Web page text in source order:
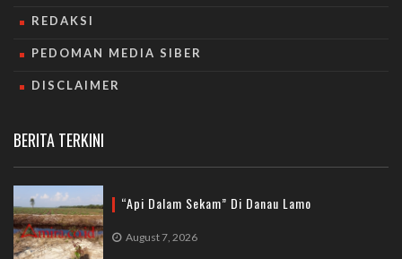
REDAKSI
PEDOMAN MEDIA SIBER
DISCLAIMER
BERITA TERKINI
“Api Dalam Sekam” Di Danau Lamo
August 7, 2026